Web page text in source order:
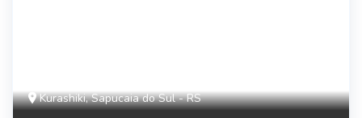
Kurashiki, Sapucaia do Sul - RS